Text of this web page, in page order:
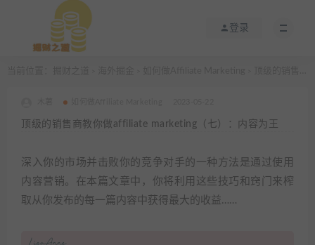
登录
顶级的销售商教你做affiliate marketing（七）：内容为王
深入你的市场并击败你的竞争对手的一种方法是通过使用
内容营销。在本篇文章中，你将利用这些技巧和窍门来榨
取从你发布的每一篇内容中获得最大的收益……